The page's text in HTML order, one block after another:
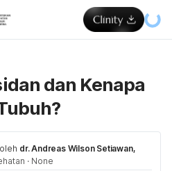
dan Kenapa
dr. Andreas Wilson Setiawan,
· None